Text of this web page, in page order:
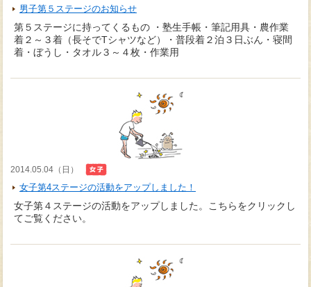
男子第５ステージのお知らせ
第５ステージに持ってくるもの ・塾生手帳・筆記用具・農作業
着２～３着（長そでTシャツなど）・普段着２泊３日ぶん・寝間
着・ぼうし・タオル３～４枚・作業用
2014.05.04（日）
女子第4ステージの活動をアップしました！
女子第４ステージの活動をアップしました。こちらをクリックし
てご覧ください。